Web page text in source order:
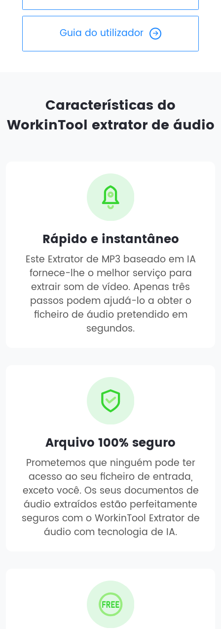
Guia do utilizador
Características do
WorkinTool extrator de áudio
Rápido e instantâneo
Este Extrator de MP3 baseado em IA
fornece-lhe o melhor serviço para
extrair som de vídeo. Apenas três
passos podem ajudá-lo a obter o
ficheiro de áudio pretendido em
segundos.
Arquivo 100% seguro
Prometemos que ninguém pode ter
acesso ao seu ficheiro de entrada,
exceto você. Os seus documentos de
áudio extraídos estão perfeitamente
seguros com o WorkinTool Extrator de
áudio com tecnologia de IA.